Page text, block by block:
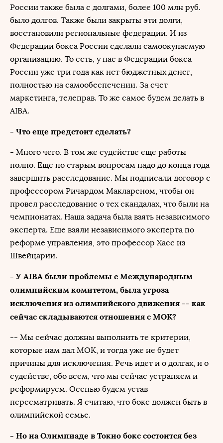
России также была с долгами, более 100 млн руб.
было долгов. Также были закрыты эти долги,
восстановили региональные федерации. И из
Федерации бокса России сделали самоокупаемую
организацию. То есть, у нас в Федерации бокса
России уже три года как нет бюджетных денег,
полностью на самообеспечении. За счет
маркетинга, телеправ. То же самое будем делать в
AIBA.
- Что еще предстоит сделать?
- Много чего. В том же судействе еще работы
полно. Еще по старым вопросам надо до конца года
завершить расследование. Мы подписали договор с
профессором Ричардом Маклареном, чтобы он
провел расследование о тех скандалах, что были на
чемпионатах. Наша задача была взять независимого
эксперта. Еще взяли независимого эксперта по
реформе управления, это профессор Хасс из
Швейцарии.
- У AIBA были проблемы с Mеждународным
олимпийским комитетом, была угроза
исключения из олимпийского движения -- как
сейчас складываются отношения с МОК?
-- Мы сейчас должны выполнить те критерии,
которые нам дал МОК, и тогда уже не будет
причины для исключения. Речь идет и о долгах, и о
судействе, обо всем, что мы сейчас устраняем и
реформируем. Осенью будем устав
пересматривать. Я считаю, что бокс должен быть в
олимпийской семье.
- Но на Олимпиаде в Токио бокс состоится без